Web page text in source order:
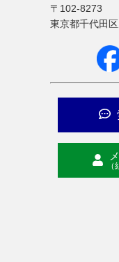
〒102-8273
東京都千代田